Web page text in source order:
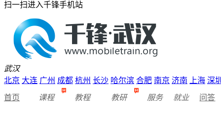
扫一扫进入千锋手机站
武汉
北京 大连 广州 成都 杭州 长沙 哈尔滨 合肥 南京 济南 上海 深
首页 课程 教程 教研 服务 就业 问答